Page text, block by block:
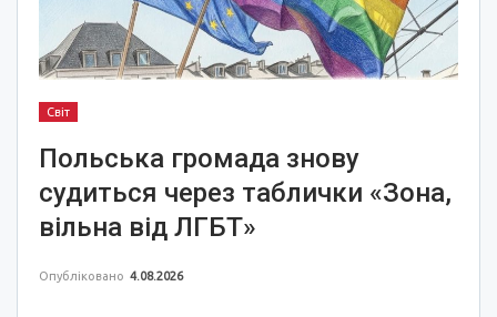
Світ
Польська громада знову
судиться через таблички «Зона,
вільна від ЛГБТ»
Опубліковано 4.08.2026